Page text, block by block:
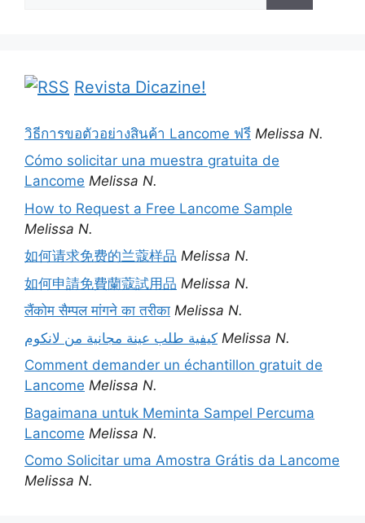
Revista Dicazine!
วิธีการขอตัวอย่างสินค้า Lancome ฟรี Melissa N.
Cómo solicitar una muestra gratuita de
Lancome Melissa N.
How to Request a Free Lancome Sample
Melissa N.
如何请求免费的兰蔻样品 Melissa N.
如何申請免費蘭蔻試用品 Melissa N.
लैंकोम सैम्पल मांगने का तरीका Melissa N.
كيفية طلب عينة مجانية من لانكوم Melissa N.
Comment demander un échantillon gratuit de
Lancome Melissa N.
Bagaimana untuk Meminta Sampel Percuma
Lancome Melissa N.
Como Solicitar uma Amostra Grátis da Lancome
Melissa N.